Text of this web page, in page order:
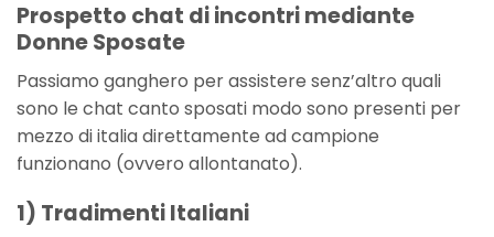
Prospetto chat di incontri mediante
Donne Sposate
Passiamo ganghero per assistere senz’altro quali
sono le chat canto sposati modo sono presenti per
mezzo di italia direttamente ad campione
funzionano (ovvero allontanato).
1) Tradimenti Italiani